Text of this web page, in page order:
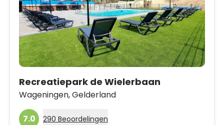
Recreatiepark de Wielerbaan
Wageningen,Gelderland
7.0 290 Beoordelingen